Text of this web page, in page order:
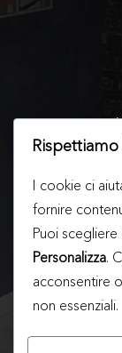
I cookie ci
fornire
Puoi
Personalizza.
acconsentire
non essenziali.